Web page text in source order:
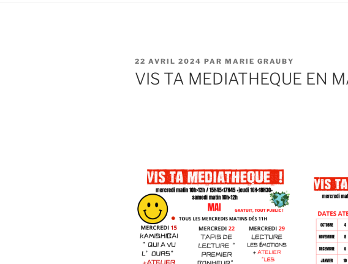
PUBLIÉ
LE
22 AVRIL 2024 PAR MARIE GRAUBY
VIS TA MEDIATHEQUE EN